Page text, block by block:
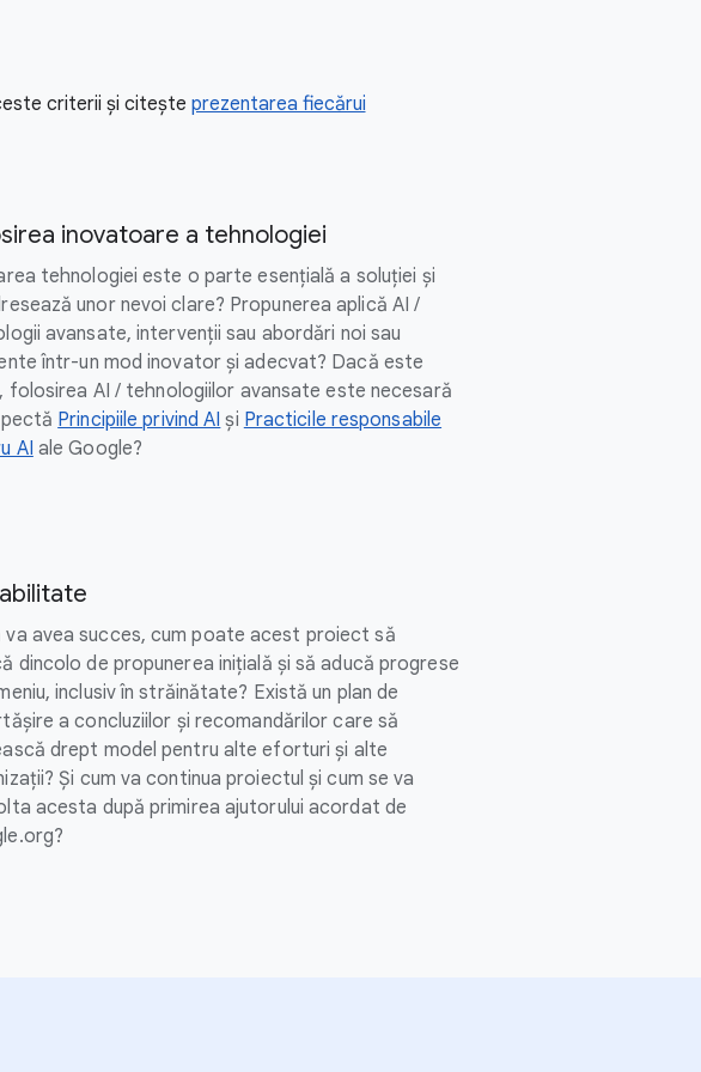
criterii și citește prezentarea fiecărui
inovatoare a tehnologiei
tehnologiei este o parte esențială a soluției și
unor nevoi clare? Propunerea aplică AI /
avansate, intervenții sau abordări noi sau
într-un mod inovator și adecvat? Dacă este
folosirea AI / tehnologiilor avansate este necesară
Principiile privind AI și Practicile responsabile
AI ale Google?
va avea succes, cum poate acest proiect să
dincolo de propunerea inițială și să aducă progrese
inclusiv în străinătate? Există un plan de
a concluziilor și recomandărilor care să
drept model pentru alte eforturi și alte
Și cum va continua proiectul și cum se va
acesta după primirea ajutorului acordat de